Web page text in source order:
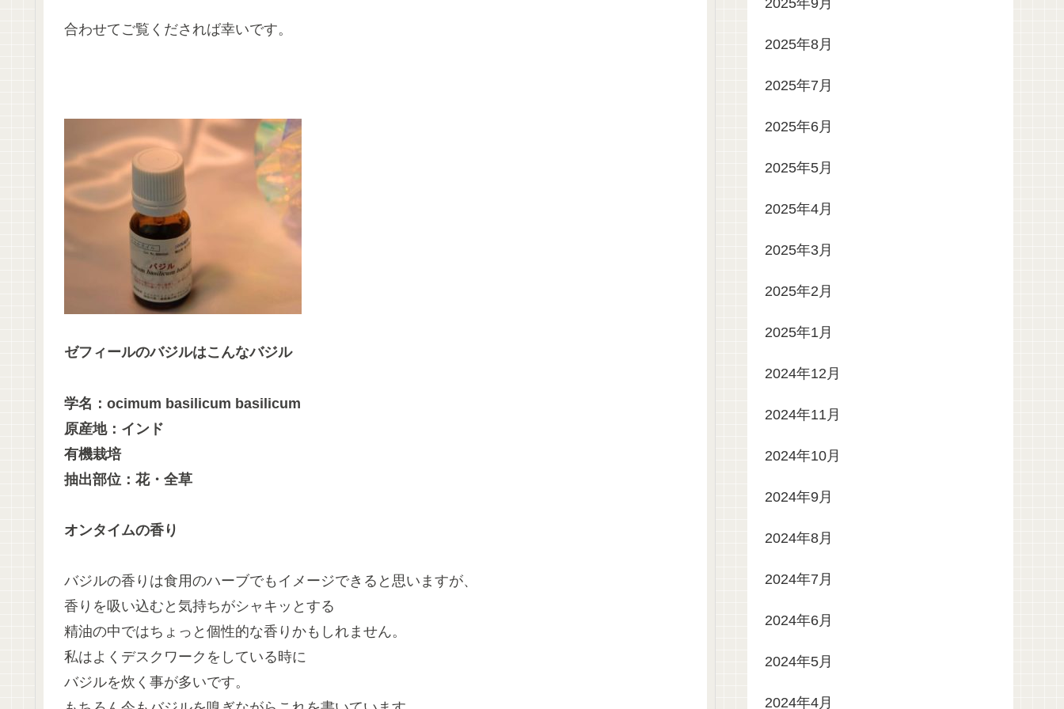
合わせてご覧くだされば幸いです。
ゼフィールのバジルはこんなバジル
学名：ocimum basilicum basilicum
原産地：インド
有機栽培
抽出部位：花・全草
オンタイムの香り
バジルの香りは食用のハーブでもイメージできると思いますが、
香りを吸い込むと気持ちがシャキッとする
精油の中ではちょっと個性的な香りかもしれません。
私はよくデスクワークをしている時に
バジルを炊く事が多いです。
2025年9月
2025年8月
2025年7月
2025年6月
2025年5月
2025年4月
2025年3月
2025年2月
2025年1月
2024年12月
2024年11月
2024年10月
2024年9月
2024年8月
2024年7月
2024年6月
2024年5月
2024年4月